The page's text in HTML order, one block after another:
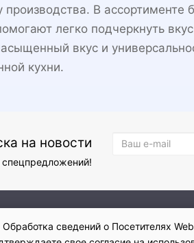
В ассортименте
легко подчеркнуть
вкус и
кухни.
на новости
спецпредложений!
и обмена Гарантия Контакты
сведений о Посетителях